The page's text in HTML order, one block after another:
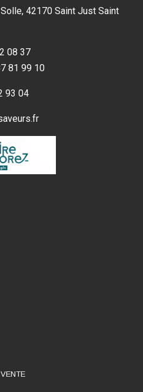
42170 Saint Just Saint
08 37
81 99 10
93 04